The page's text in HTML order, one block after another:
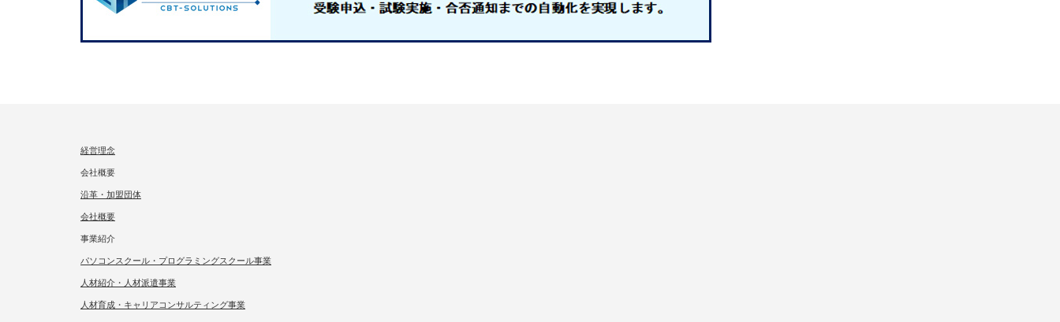
経営理念
会社概要
沿革・加盟団体
会社概要
事業紹介
パソコンスクール・プログラミングスクール事業
人材紹介・人材派遣事業
人材育成・キャリアコンサルティング事業